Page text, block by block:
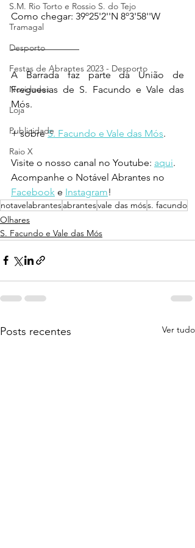
S.M. Rio Torto e Rossio S. do Tejo
Tramagal
Desporto
Festas de Abrantes 2023 - Desporto
Novidades
Loja
Publicidade
Raio X
Como chegar: 39º25'2''N 8º3'58''W
______________
A Barrada faz parte da União de
Freguesias de S. Facundo e Vale das
Mós.
+ sobre S. Facundo e Vale das Mós.
Visite o nosso canal no Youtube: aqui.
Acompanhe o Notável Abrantes no
Facebook e Instagram!
notavelabrantesabrantesvale das móss. facundo
Olhares
S. Facundo e Vale das Mós
Posts recentes Ver tudo